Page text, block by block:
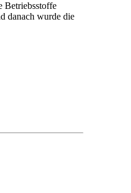
Betriebsstoffe
danach wurde die